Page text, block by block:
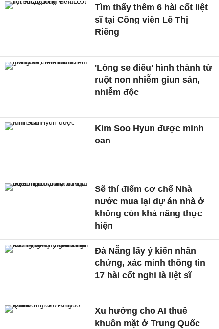
Tìm thấy thêm 6 hài cốt liệt
sĩ tại Công viên Lê Thị
Riêng
'Lòng se điếu' hình thành từ
ruột non nhiễm giun sán,
nhiễm độc
Kim Soo Hyun được minh
oan
Sẽ thí điểm cơ chế Nhà
nước mua lại dự án nhà ở
không còn khả năng thực
hiện
Đà Nẵng lấy ý kiến nhân
chứng, xác minh thông tin
17 hài cốt nghi là liệt sĩ
Xu hướng cho AI thuê
khuôn mặt ở Trung Quốc